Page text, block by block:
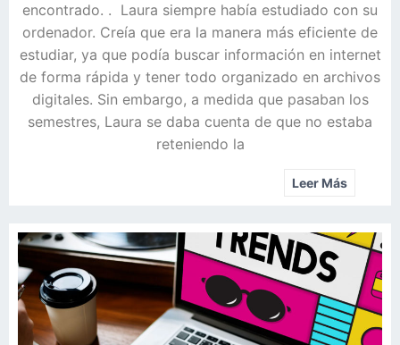
encontrado. . Laura siempre había estudiado con su
ordenador. Creía que era la manera más eficiente de
estudiar, ya que podía buscar información en internet
de forma rápida y tener todo organizado en archivos
digitales. Sin embargo, a medida que pasaban los
semestres, Laura se daba cuenta de que no estaba
reteniendo la
Leer Más